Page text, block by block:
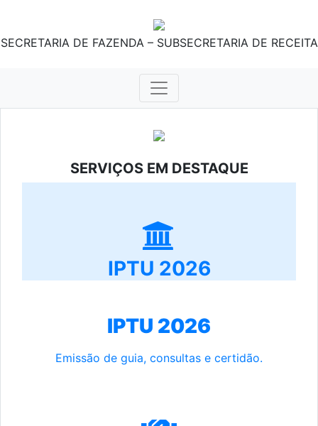
SECRETARIA DE FAZENDA – SUBSECRETARIA DE RECEITA
SERVIÇOS EM DESTAQUE
IPTU 2026
IPTU 2026
Emissão de guia, consultas e certidão.